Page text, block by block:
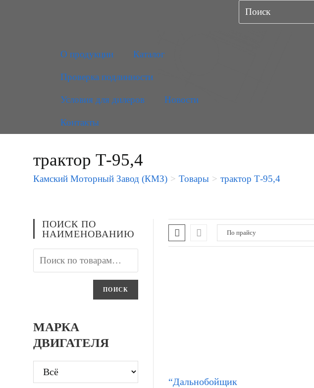
О продукции
Каталог
Проверка подлинности
Условия для дилеров Новости
Контакты
трактор Т-95,4
Камский Моторный Завод (КМЗ) > Товары > трактор Т-95,4
ПОИСК ПО
НАИМЕНОВАНИЮ
ПОИСК
МАРКА
ДВИГАТЕЛЯ
“Дальнобойщик